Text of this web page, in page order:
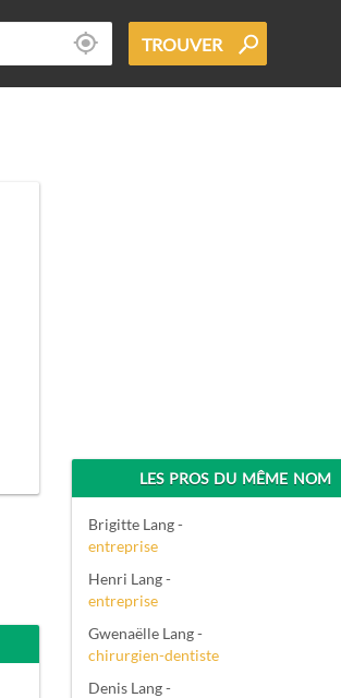
TROUVER
LES PROS DU MÊME NOM
Brigitte Lang -
entreprise
Henri Lang -
entreprise
Gwenaëlle Lang -
chirurgien-dentiste
Denis Lang -